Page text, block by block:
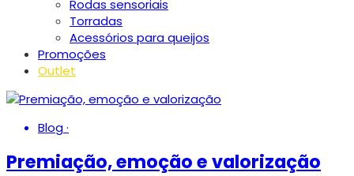
Rodas sensoriais
Torradas
Acessórios para queijos
Promoções
Outlet
Blog·
Premiação, emoção e valorização